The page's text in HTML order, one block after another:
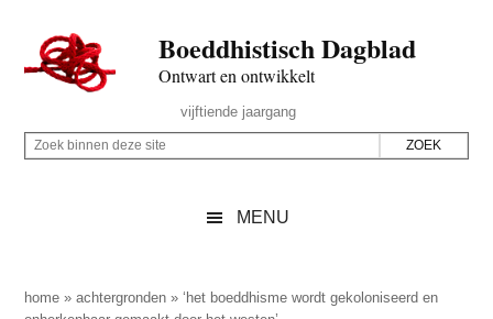
naar
de
inhoud
secondary
naar
de
sidebar
naar
de
Boeddhistisch Dagblad
Ontwart en ontwikkelt
Rechts
vijftiende jaargang
Z
p
Z
i
MENU
home »achtergronden »‘het boeddhisme wordt gekoloniseerd en